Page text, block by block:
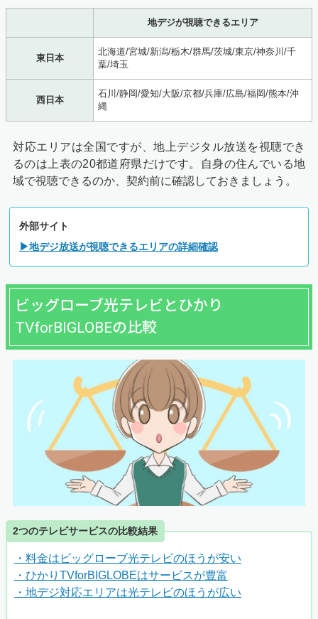
地デジが視聴できるエリア
東日本
北海道/宮城/新潟/栃木/群馬/茨城/東京/神奈川/千
葉/埼玉
西日本
石川/静岡/愛知/大阪/京都/兵庫/広島/福岡/熊本/沖
縄
対応エリアは全国ですが、地上デジタル放送を視聴でき
るのは上表の20都道府県だけです。自身の住んでいる地
域で視聴できるのか、契約前に確認しておきましょう。
外部サイト
▶地デジ放送が視聴できるエリアの詳細確認
ビッグローブ光テレビとひかり
TVforBIGLOBEの比較
2つのテレビサービスの比較結果
・料金はビッグローブ光テレビのほうが安い
・ひかりTVforBIGLOBEはサービスが豊富
・地デジ対応エリアは光テレビのほうが広い